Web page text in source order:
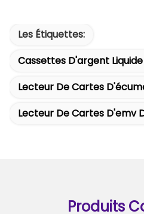
Les Étiquettes:
Cassettes D'argent
Lecteur De Cartes
Lecteur De Cartes D'emv
Produits